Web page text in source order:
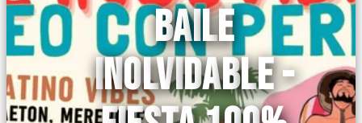
BAILE
INOLVIDABLE -